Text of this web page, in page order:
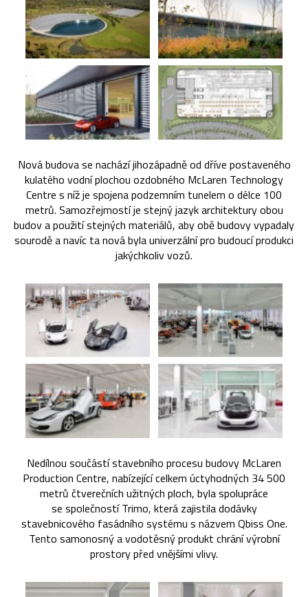
Nová budova se nachází jihozápadně od dříve postaveného
kulatého vodní plochou ozdobného McLaren Technology
Centre s níž je spojena podzemním tunelem o délce 100
metrů. Samozřejmostí je stejný jazyk architektury obou
budov a použití stejných materiálů, aby obě budovy vypadaly
sourodě a navíc ta nová byla univerzální pro budoucí produkci
jakýchkoliv vozů.
Nedílnou součástí stavebního procesu budovy McLaren
Production Centre, nabízející celkem úctyhodných 34 500
metrů čtverečních užitných ploch, byla spolupráce
se společností Trimo, která zajistila dodávky
stavebnicového fasádního systému s názvem Qbiss One.
Tento samonosný a vodotěsný produkt chrání výrobní
prostory před vnějšími vlivy.